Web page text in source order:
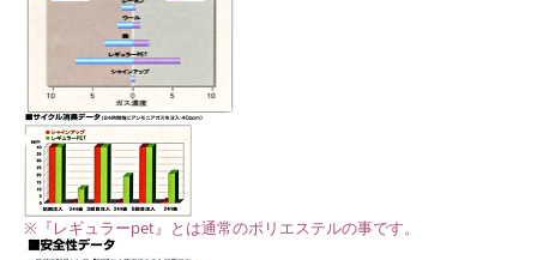
※『レギュラーpet』とは通常のポリエステルの事です。